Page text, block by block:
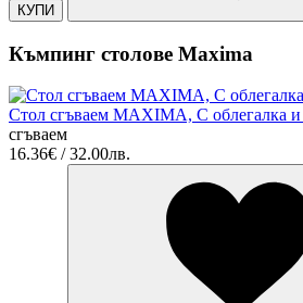
КУПИ
Къмпинг столове Maxima
Стол сгъваем MAXIMA, С облегалка и
сгъваем
16.36€ / 32.00лв.